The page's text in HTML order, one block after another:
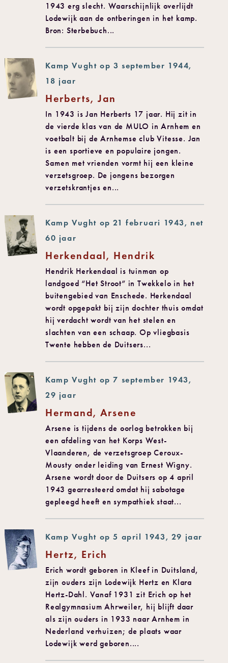
1943 erg slecht. Waarschijnlijk overlijdt
Lodewijk aan de ontberingen in het kamp.
Bron: Sterbebuch...
Kamp Vught op 3 september 1944,
18 jaar
Herberts, Jan
In 1943 is Jan Herberts 17 jaar. Hij zit in
de vierde klas van de MULO in Arnhem en
voetbalt bij de Arnhemse club Vitesse. Jan
is een sportieve en populaire jongen.
Samen met vrienden vormt hij een kleine
verzetsgroep. De jongens bezorgen
verzetskrantjes en...
Kamp Vught op 21 februari 1943, net
60 jaar
Herkendaal, Hendrik
Hendrik Herkendaal is tuinman op
landgoed “Het Stroot” in Twekkelo in het
buitengebied van Enschede. Herkendaal
wordt opgepakt bij zijn dochter thuis omdat
hij verdacht wordt van het stelen en
slachten van een schaap. Op vliegbasis
Twente hebben de Duitsers...
Kamp Vught op 7 september 1943,
29 jaar
Hermand, Arsene
Arsene is tijdens de oorlog betrokken bij
een afdeling van het Korps West-
Vlaanderen, de verzetsgroep Ceroux-
Mousty onder leiding van Ernest Wigny.
Arsene wordt door de Duitsers op 4 april
1943 gearresteerd omdat hij sabotage
gepleegd heeft en sympathiek staat...
Kamp Vught op 5 april 1943, 29 jaar
Hertz, Erich
Erich wordt geboren in Kleef in Duitsland,
zijn ouders zijn Lodewijk Hertz en Klara
Hertz-Dahl. Vanaf 1931 zit Erich op het
Realgymnasium Ahrweiler, hij blijft daar
als zijn ouders in 1933 naar Arnhem in
Nederland verhuizen; de plaats waar
Lodewijk werd geboren....